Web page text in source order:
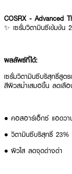
COSRX - Advanced
✨ เซรั่มวิตามินซีเข้มข้น
ผลลัพธ์ที่ได้:
เซรั่มวิตามินซีบริสุทธิ์สูต
สีผิวสม่ำเสมอขึ้น ลดเลื
● คอสอาร์เอ็กซ์ แอดว
● วิตามินซีบริสุทธิ์ 23%
● ผิวใส ลดจุดด่างดำ